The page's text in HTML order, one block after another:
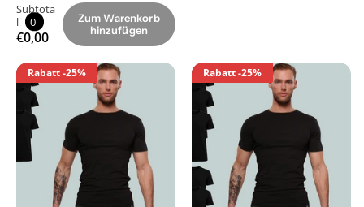
Subtota
l
0
€0,00
Zum Warenkorb
hinzufügen
Rabatt-25% Rabatt-25%